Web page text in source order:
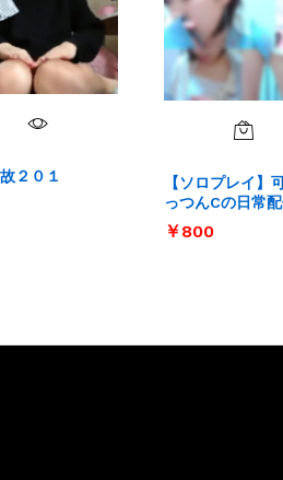
２０１
【ソロプレイ】
っつんCの日常
￥800
￥800